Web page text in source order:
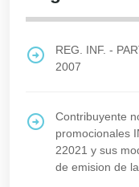
REG. INF. -
2007
Contribuyente
promocionales
22021 y sus
de emision de